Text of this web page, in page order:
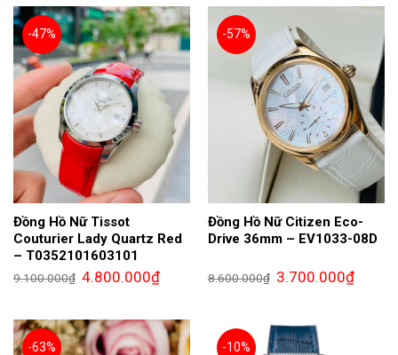
4.900.000₫.
-47%
Đồng Hồ Nữ Tissot
Couturier Lady Quartz Red
– T0352101603101
9.100.000₫ Giá
gốc
4.800.000₫Giá
hiện
4.800.000₫.
-57%
Đồng Hồ Nữ Citizen Eco-
Drive 36mm – EV1033-08D
8.600.000₫ Giá
gốc
3.700.000₫Giá
hiện
-63%
-10%